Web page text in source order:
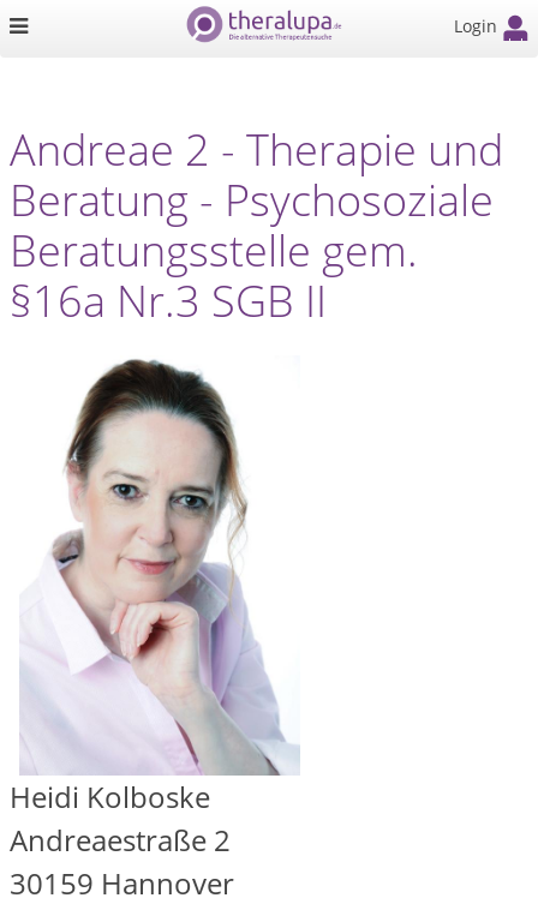
Login
Andreae 2 - Therapie und
Beratung - Psychosoziale
Beratungsstelle gem.
§16a Nr.3 SGB II
Heidi Kolboske
Andreaestraße 2
30159 Hannover